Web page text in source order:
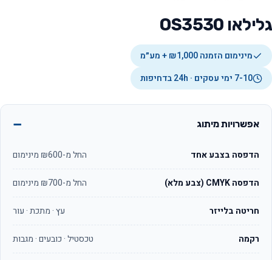
גלילאו OS3530
מינימום הזמנה ₪1,000 + מע״מ
7-10 ימי עסקים · 24h בדחיפות
אפשרויות מיתוג
הדפסה בצבע אחד החל מ-₪600 מינימום
הדפסה CMYK (צבע מלא) החל מ-₪700 מינימום
חריטה בלייזר עץ · מתכת · עור
רקמה טכסטיל · כובעים · מגבות